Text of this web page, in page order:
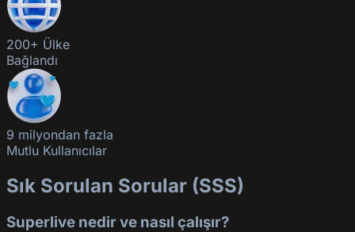
200+ Ülke
Bağlandı
9 milyondan fazla
Mutlu Kullanıcılar
Sık Sorulan Sorular (SSS)
Superlive nedir ve nasıl çalışır?